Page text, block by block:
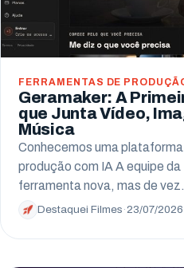
Campo Mourão
FERRAMENTAS DE
Geramaker: A
que Junta Vídeo,
Música
Conhecemos uma
produção com IA A equipe
ferramenta nova, mas de
Destaquei Filmes ·23/07/2026